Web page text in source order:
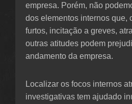
empresa. Porém, não
dos elementos internos que,
furtos, incitação a greves,
outras atitudes podem
andamento da empresa.
Localizar os focos internos
investigativas tem ajudado